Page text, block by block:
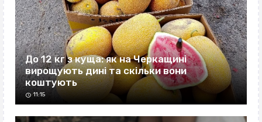
До 12 кг з куща: як на Черкащині
вирощують дині та скільки вони
коштують
11:15